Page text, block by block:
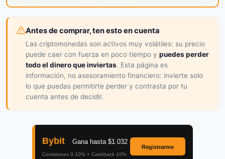
Antes de comprar, ten esto en cuenta
Las criptomonedas son activos muy volátiles: su precio
puede caer con fuerza en poco tiempo y puedes perder
todo el dinero que inviertas. Esta página es
información, no asesoramiento financiero: invierte solo
lo que puedas permitirte perder y contrasta por tu
cuenta antes de decidir.